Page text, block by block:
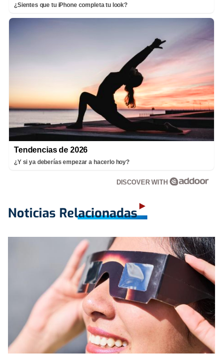
¿Sientes que tu iPhone completa tu look?
Tendencias de 2026
¿Y si ya deberías empezar a hacerlo hoy?
DISCOVER WITH
Noticias Relacionadas